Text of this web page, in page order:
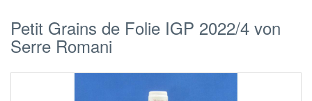
Petit Grains de Folie IGP 2022/4 von
Serre Romani